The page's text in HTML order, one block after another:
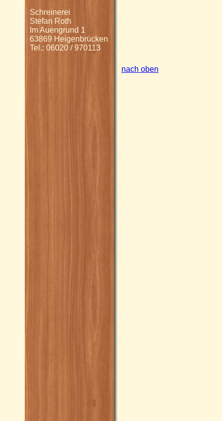
Schreinerei
Stefan Roth
Im Auengrund 1
63869 Heigenbrücken
Tel.: 06020 / 970113
nach oben